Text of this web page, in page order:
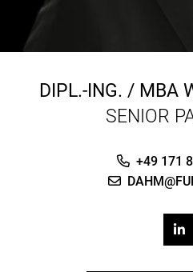
DIPL.-ING. / MBA
SENIOR
+49 171